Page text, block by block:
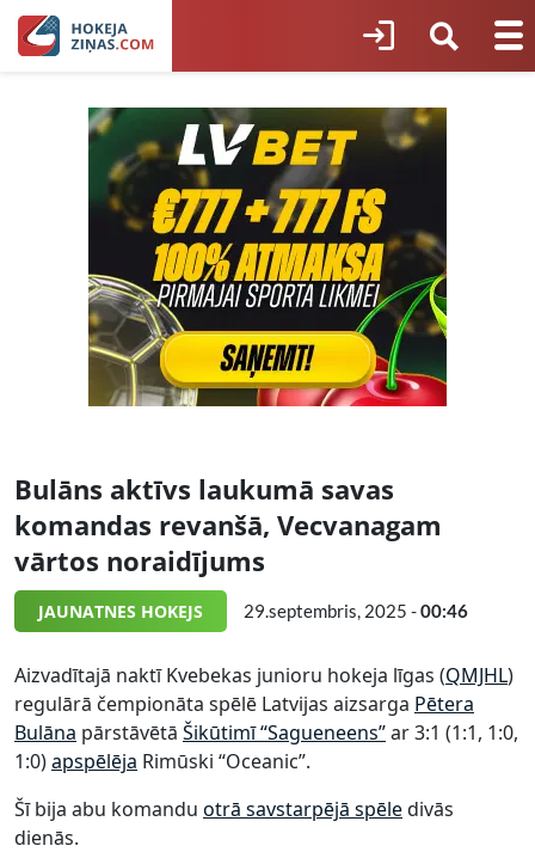
Bulāns aktīvs laukumā savas
komandas revanšā, Vecvanagam
vārtos noraidījums
JAUNATNES HOKEJS 29.septembris, 2025 -00:46
Aizvadītajā naktī Kvebekas junioru hokeja līgas (QMJHL)
regulārā čempionāta spēlē Latvijas aizsarga Pētera
Bulāna pārstāvētā Šikūtimī “Sagueneens”ar 3:1 (1:1, 1:0,
1:0)apspēlēja Rimūski “Oceanic”.
Šī bija abu komandu otrā savstarpējā spēledivās
dienās.